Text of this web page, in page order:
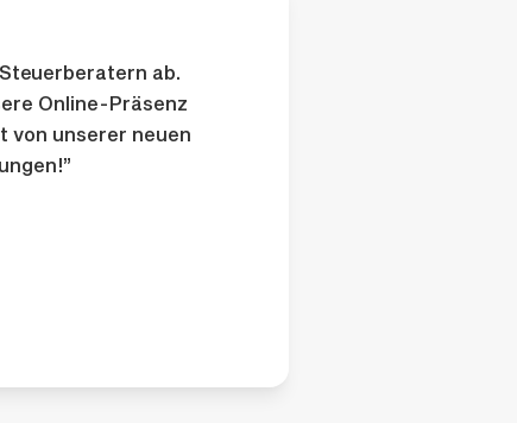
ab.
Online-Präsenz
von unserer neuen